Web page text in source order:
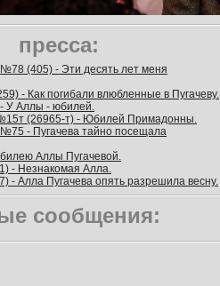
пресса:
(405) - Эти десять лет меня
- Как погибали влюбленные в Пугачеву.
У Аллы - юбилей.
(26965-т) - Юбилей Примадонны.
- Пугачева тайно посещала
Аллы Пугачевой.
- Незнакомая Алла.
- Алла Пугачева опять разрешила весну.
сообщения: